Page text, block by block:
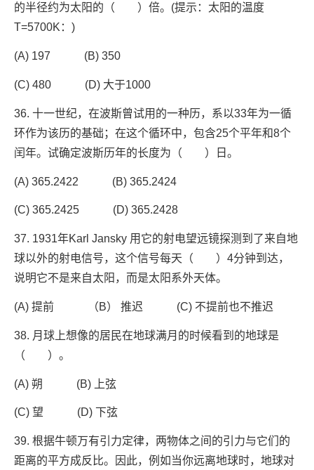
的半径约为太阳的（ ）倍。(提示：太阳的温度
T=5700K：)
(A) 197 (B) 350
(C) 480 (D) 大于1000
36. 十一世纪，在波斯曾试用的一种历，系以33年为一循
环作为该历的基础；在这个循环中，包含25个平年和8个
闰年。试确定波斯历年的长度为（ ）日。
(A) 365.2422 (B) 365.2424
(C) 365.2425 (D) 365.2428
37. 1931年Karl Jansky 用它的射电望远镜探测到了来自地
球以外的射电信号，这个信号每天（ ）4分钟到达，
说明它不是来自太阳，而是太阳系外天体。
(A) 提前 （B） 推迟 (C) 不提前也不推迟
38. 月球上想像的居民在地球满月的时候看到的地球是
（ ）。
(A) 朔 (B) 上弦
(C) 望 (D) 下弦
39. 根据牛顿万有引力定律，两物体之间的引力与它们的
距离的平方成反比。因此，例如当你远离地球时，地球对